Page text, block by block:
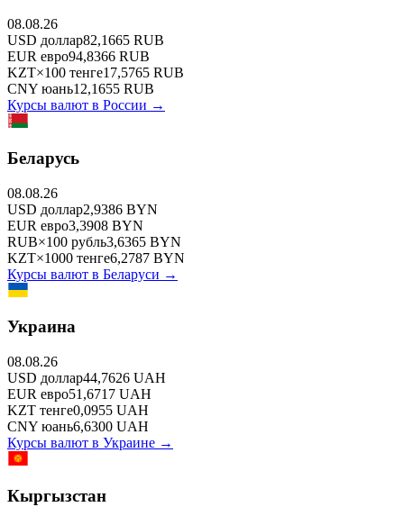
08.08.26
USD доллар82,1665 RUB
EUR евро94,8366 RUB
KZT×100 тенге17,5765 RUB
CNY юань12,1655 RUB
Курсы валют в России →
Беларусь
08.08.26
USD доллар2,9386 BYN
EUR евро3,3908 BYN
RUB×100 рубль3,6365 BYN
KZT×1000 тенге6,2787 BYN
Курсы валют в Беларуси →
Украина
08.08.26
USD доллар44,7626 UAH
EUR евро51,6717 UAH
KZT тенге0,0955 UAH
CNY юань6,6300 UAH
Курсы валют в Украине →
Кыргызстан